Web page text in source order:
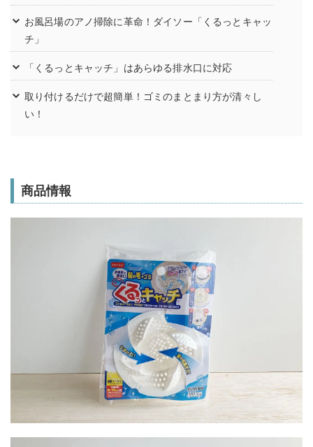
お風呂場のアノ掃除に革命！ダイソー「くるっとキャッ
チ」
「くるっとキャッチ」はあらゆる排水口に対応
取り付けるだけで超簡単！ゴミのまとまり方が清々し
い！
商品情報